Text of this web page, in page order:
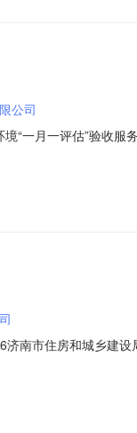
公司
“一月一评估”验收服
四、公共资源编号：
南市住房和城乡建
日期：2022-12-20